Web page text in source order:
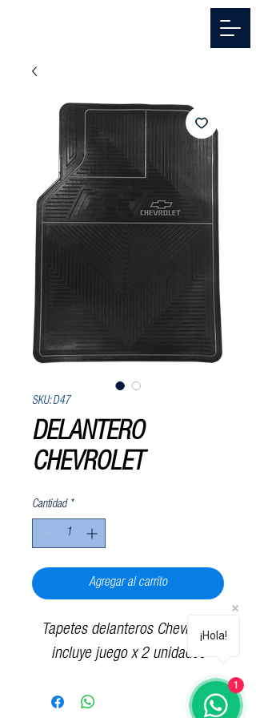
SKU: D47
DELANTERO
CHEVROLET
Cantidad *
Agregar al carrito
Tapetes delanteros Chevrolet,
incluye juego x 2 unidades
¡Hola!
1